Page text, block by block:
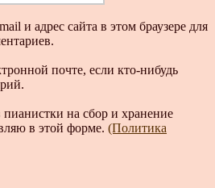
и адрес сайта в этом браузере для
почте, если кто-нибудь
на сбор и хранение
в этой форме. (Политика